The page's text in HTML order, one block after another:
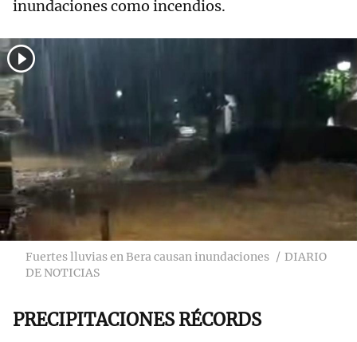
inundaciones como incendios.
Fuertes lluvias en Bera causan inundaciones
DIARIO
DE NOTICIAS
PRECIPITACIONES RÉCORDS